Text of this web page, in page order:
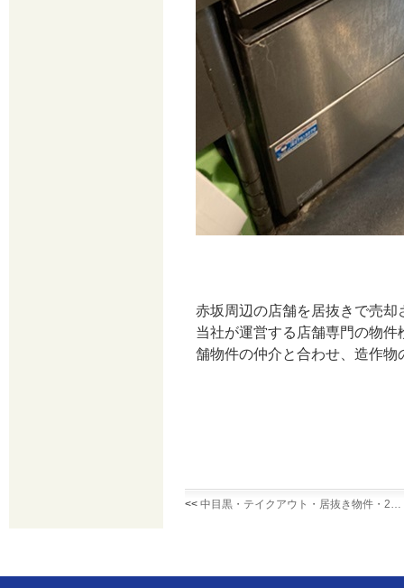
赤坂周辺の店舗を居抜きで売
当社が運営する店舗専門の物
舗物件の仲介と合わせ、造作
<< 中目黒・テイクアウト・居抜き物件・2…